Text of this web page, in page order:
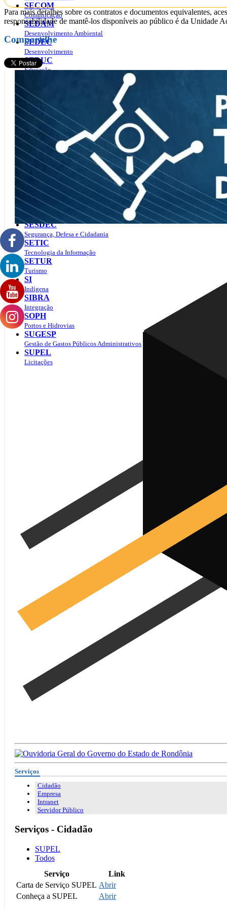
SECOM
Comunicação
SEDAM
Desenvolvimento Ambiental
SEDEC
Desenvolvimento
SEDUC
Educação
Finanças
SEGEP
Administração e Recursos Humanos
SEJUCEL
Esporte, Cultura e Lazer
SEJUS
Justiça
SEOSP
Obras e Serviços Públicos
SEPAT
Patrimônio
SEPOG
Planejamento, Orçamento e Gestão
SESAU
Saúde
SESDEC
Segurança, Defesa e Cidadania
SETIC
Tecnologia da Informação
SETUR
Turismo
SI
Indígena
SIBRA
Integração
SOPH
Portos e Hidrovias
SUGESP
Gestão de Gastos Públicos Administrativos
SUPEL
Licitações
Para mais detalhes sobre os contratos e documentos equivalentes,
responsabilidade de mantê-los disponíveis ao público é da Unidade
Compartilhe
Serviços
Cidadão
Empresa
Intranet
Servidor Público
Serviços - Cidadão
SUPEL
Todos
Serviço
Link
Carta de Serviço SUPEL Abrir
Conheça a SUPEL
Abrir